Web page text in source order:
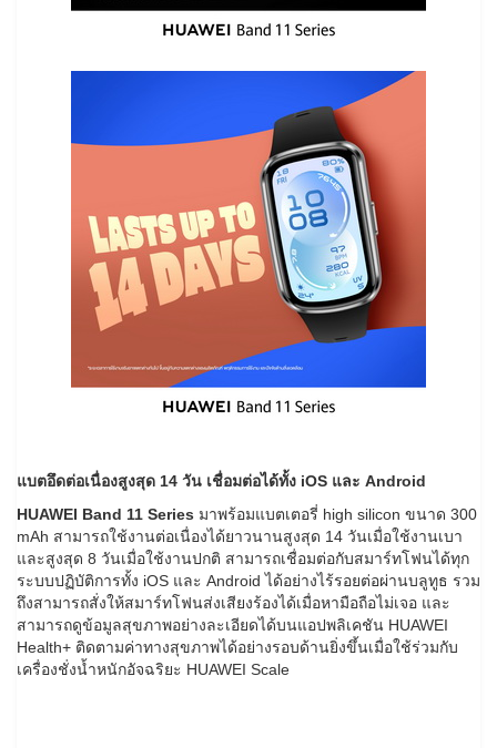
แบตอึดต่อเนื่องสูงสุด 14 วัน เชื่อมต่อได้ทั้ง iOS และ Android
HUAWEI Band 11 Series มาพร้อมแบตเตอรี่ high silicon ขนาด 300
mAh สามารถใช้งานต่อเนื่องได้ยาวนานสูงสุด 14 วันเมื่อใช้งานเบา
และสูงสุด 8 วันเมื่อใช้งานปกติ สามารถเชื่อมต่อกับสมาร์ทโฟนได้ทุก
ระบบปฏิบัติการทั้ง iOS และ Android ได้อย่างไร้รอยต่อผ่านบลูทูธ รวม
ถึงสามารถสั่งให้สมาร์ทโฟนส่งเสียงร้องได้เมื่อหามือถือไม่เจอ และ
สามารถดูข้อมูลสุขภาพอย่างละเอียดได้บนแอปพลิเคชัน HUAWEI
Health+ ติดตามค่าทางสุขภาพได้อย่างรอบด้านยิ่งขึ้นเมื่อใช้ร่วมกับ
เครื่องชั่งน้ำหนักอัจฉริยะ HUAWEI Scale